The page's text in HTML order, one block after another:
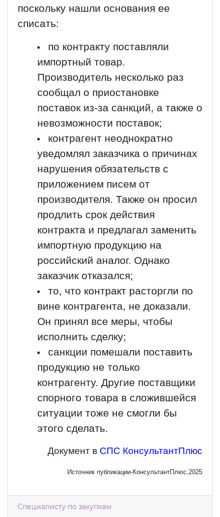
поскольку нашли основания ее
списать:
по контракту поставляли
импортный товар.
Производитель несколько раз
сообщал о приостановке
поставок из-за санкций, а также о
невозможности поставок;
контрагент неоднократно
уведомлял заказчика о причинах
нарушения обязательств с
приложением писем от
производителя. Также он просил
продлить срок действия
контракта и предлагал заменить
импортную продукцию на
российский аналог. Однако
заказчик отказался;
то, что контракт расторгли по
вине контрагента, не доказали.
Он принял все меры, чтобы
исполнить сделку;
санкции помешали поставить
продукцию не только
контрагенту. Другие поставщики
спорного товара в сложившейся
ситуации тоже не смогли бы
этого сделать.
Документ в СПС КонсультантПлюс
Источник публикации-КонсультантПлюс,2025
Специалисту по закупкам